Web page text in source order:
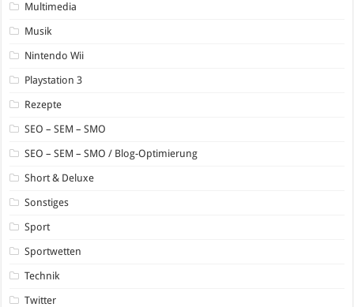
Multimedia
Musik
Nintendo Wii
Playstation 3
Rezepte
SEO – SEM – SMO
SEO – SEM – SMO / Blog-Optimierung
Short & Deluxe
Sonstiges
Sport
Sportwetten
Technik
Twitter